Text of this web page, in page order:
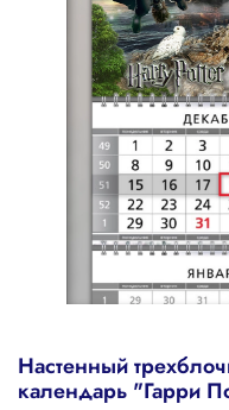
Настенный
календарь "Гарри